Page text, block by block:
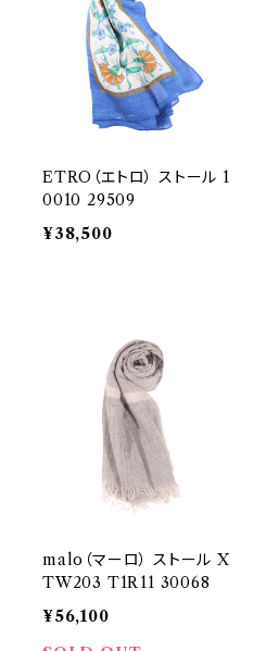
ETRO（エトロ） ストール 1
0010 29509
¥38,500
malo（マーロ） ストール X
TW203 T1R11 30068
¥56,100